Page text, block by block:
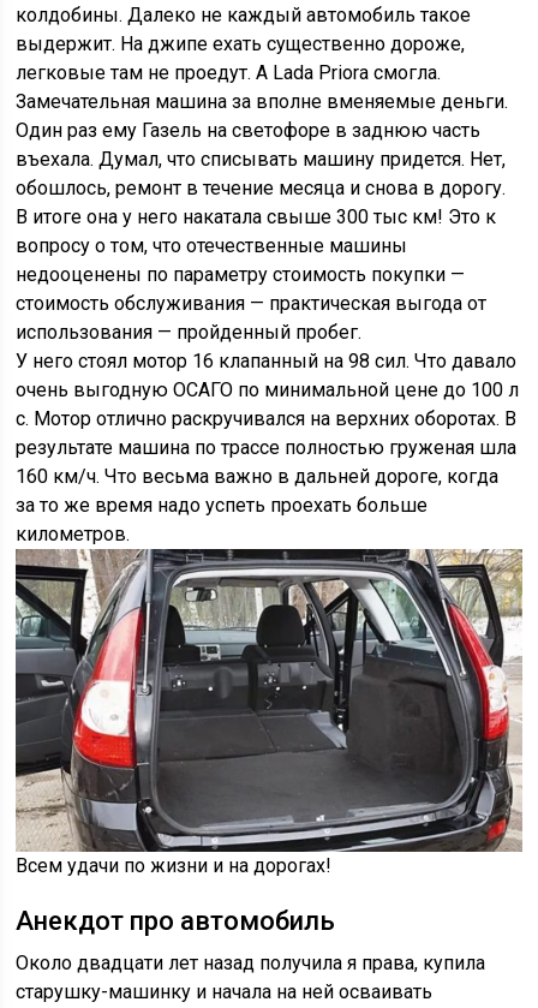
колдобины. Далеко не каждый автомобиль такое
выдержит. На джипе ехать существенно дороже,
легковые там не проедут. А Lada Priora смогла.
Замечательная машина за вполне вменяемые деньги.
Один раз ему Газель на светофоре в заднюю часть
въехала. Думал, что списывать машину придется. Нет,
обошлось, ремонт в течение месяца и снова в дорогу.
В итоге она у него накатала свыше 300 тыс км! Это к
вопросу о том, что отечественные машины
недооценены по параметру стоимость покупки —
стоимость обслуживания — практическая выгода от
использования — пройденный пробег.
У него стоял мотор 16 клапанный на 98 сил. Что давало
очень выгодную ОСАГО по минимальной цене до 100 л
с. Мотор отлично раскручивался на верхних оборотах. В
результате машина по трассе полностью груженая шла
160 км/ч. Что весьма важно в дальней дороге, когда
за то же время надо успеть проехать больше
километров.
Всем удачи по жизни и на дорогах!
Анекдот про автомобиль
Около двадцати лет назад получила я права, купила
старушку-машинку и начала на ней осваивать